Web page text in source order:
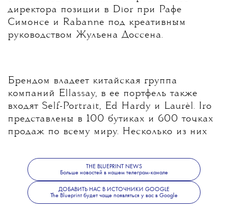
директора позиции в Dior при Рафе
Симонсе и Rabanne под креативным
руководством Жульена Доссена.
Брендом владеет китайская группа
компаний Ellassay, в ее портфель также
входят Self-Portrait, Ed Hardy и Laurèl. Iro
представлены в 100 бутиках и 600 точках
продаж по всему миру. Несколько из них
Больше новостей о моде, красоте и
современной культуре — втелеграм-канале
THE BLUEPRINT NEWS
Больше новостей в нашем телеграм-канале
ДОБАВИТЬ НАС В ИСТОЧНИКИ GOOGLE
The Blueprint будет чаще появляться у вас в Google